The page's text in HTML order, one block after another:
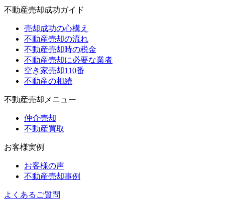
不動産売却成功ガイド
売却成功の心構え
不動産売却の流れ
不動産売却時の税金
不動産売却に必要な業者
空き家売却110番
不動産の相続
不動産売却メニュー
仲介売却
不動産買取
お客様実例
お客様の声
不動産売却事例
よくあるご質問